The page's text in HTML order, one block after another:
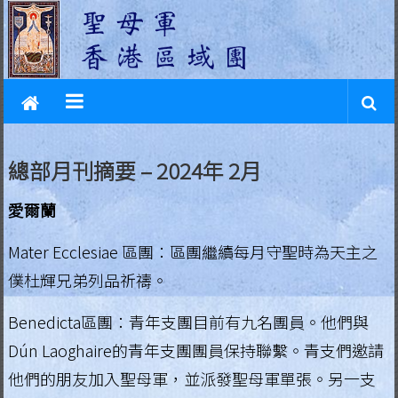
Skip
to
content
L
e
g
i
o
n
o
f
M
a
r
總部月刊摘要 – 2024年 2月
愛爾蘭
Mater Ecclesiae 區團：區團繼續每月守聖時為天主之
僕杜輝兄弟列品祈禱。
Benedicta區團：青年支團目前有九名團員。他們與
Dún Laoghaire的青年支團團員保持聯繫。青支們邀請
他們的朋友加入聖母軍，並派發聖母軍單張。另一支